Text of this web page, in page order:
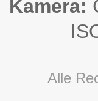
Kamera:
Alle